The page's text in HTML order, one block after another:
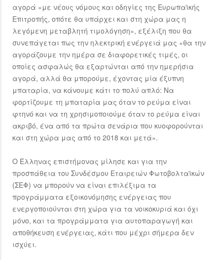
αγορά «με νέους νόμους και οδηγίες της Ευρωπαϊκής
Επιτροπής, οπότε θα υπάρχει και στη χώρα μας η
λεγόμενη μεταβλητή τιμολόγηση», εξέλιξη που θα
συνεπάγεται πως την ηλεκτρική ενέργειά μας «θα την
αγοράζουμε την ημέρα σε διαφορετικές τιμές, οι
οποίες ασφαλώς θα εξαρτώνται από την ημερήσια
αγορά, αλλά θα μπορούμε, έχοντας μία έξυπνη
μπαταρία, να κάνουμε κάτι το πολύ απλό: Να
φορτίζουμε τη μπαταρία μας όταν το ρεύμα είναι
φτηνό και να τη χρησιμοποιούμε όταν το ρεύμα είναι
ακριβό, ένα από τα πρώτα σενάρια που κυοφορούνται
και στη χώρα μας από το 2018 και μετά».
Ο Έλληνας επιστήμονας μίλησε και για την
προσπάθεια του Συνδέσμου Εταιρειών Φωτοβολταϊκών
(ΣΕΦ) να μπορούν να είναι επιλέξιμα τα
προγράμματα εξοικονόμησης ενέργειας που
ενεργοποιούνται στη χώρα για τα νοικοκυριά και όχι
μόνο, και τα προγράμματα για αυτοπαραγωγή και
αποθήκευση ενέργειας, κάτι που μέχρι σήμερα δεν
ισχύει.